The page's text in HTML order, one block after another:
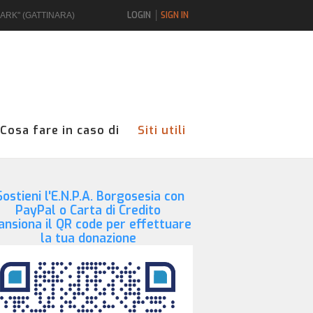
(GATTINARA) LOGIN SIGN IN
Cosa fare in caso di Siti utili
l'E.N.P.A. Borgosesia con
PayPal o Carta di Credito
il QR code per effettuare
la tua donazione